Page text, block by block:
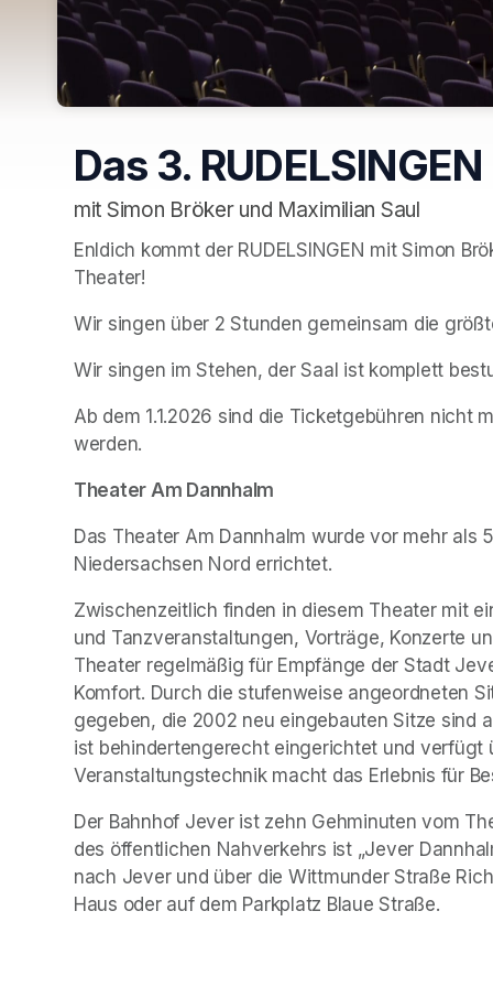
Das 3.
mit Simon Bröker und Maximilian Saul
Enldich kommt der RUDELSINGEN mit Simon
Theater!
Wir singen über 2 Stunden gemeinsam die
Wir singen im Stehen, der Saal ist komplett
Ab dem 1.1.2026 sind die Ticketgebühren nicht
werden.
Theater Am Dannhalm
Das Theater Am Dannhalm wurde vor mehr als
Niedersachsen Nord errichtet.
Zwischenzeitlich finden in diesem Theater mit
und Tanzveranstaltungen, Vorträge, Konzerte
Theater regelmäßig für Empfänge der Stadt
Komfort. Durch die stufenweise angeordneten
gegeben, die 2002 neu eingebauten Sitze sind
ist behindertengerecht eingerichtet und verfügt
Veranstaltungstechnik macht das Erlebnis für
Der Bahnhof Jever ist zehn Gehminuten vom
des öffentlichen Nahverkehrs ist „Jever
nach Jever und über die Wittmunder Straße
Haus oder auf dem Parkplatz Blaue Straße.